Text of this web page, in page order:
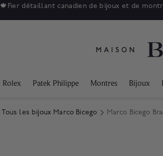
🍁 Fier détaillant canadien de bijoux et de
Rolex Patek Philippe Montres Bijoux
Tous les bijoux Marco Bicego Marco Bicego